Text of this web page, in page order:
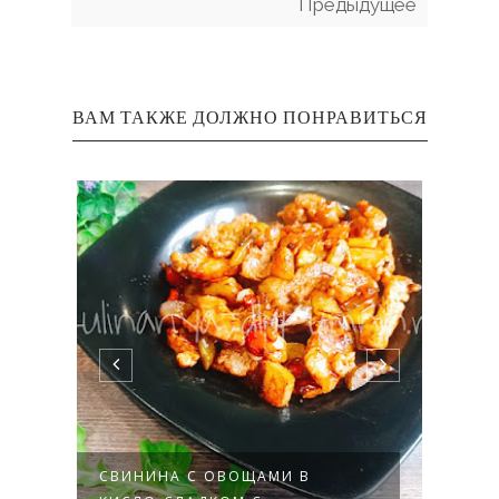
Предыдущее
ВАМ ТАКЖЕ ДОЛЖНО ПОНРАВИТЬСЯ
СВИНИНА С ОВОЩАМИ В